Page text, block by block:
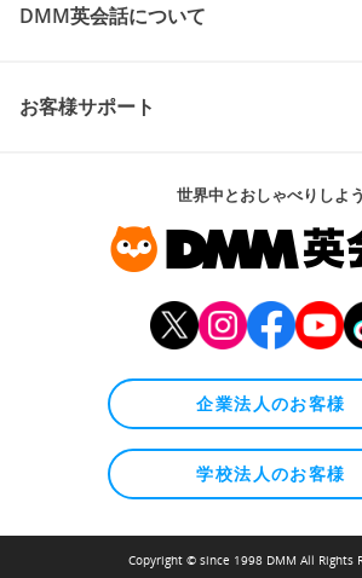
DMM英会話について
お客様サポート
世界中とおしゃべりしよう
企業法人のお客様
学校法人のお客様
Copyright © since 1998 DMM All Rights